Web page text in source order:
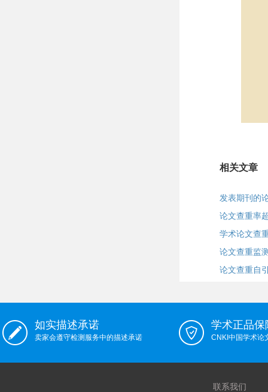
相关文章
发表期刊的
论文查重率
学术论文查
论文查重监
论文查重自
如实描述承诺
卖家会遵守检测服务中的描述承诺
学术正品保
CNKI中国学术论
联系我们